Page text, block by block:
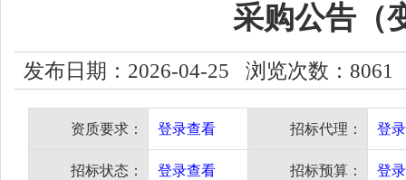
采购公告（
发布日期：2026-04-25 浏览次数： 8061
资质要求： 登录查看 招标代理： 登
招标状态： 登录查看 招标预算： 登